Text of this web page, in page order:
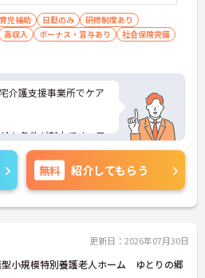
児補助 日勤のみ
研修制度あり
高収入 ボーナス・賞与あり
社会保険完備
介護支援事業所でケア
与条件が魅力です。日
もなく、ワークライフ
けます。介護支援専門
利用者様やご家族様の
ある環境です。賞与支
期的なキャリア形成を
無料 紹介してもらう
更新日：2026年07月30日
小規模特別養護老人ホーム ゆとりの郷